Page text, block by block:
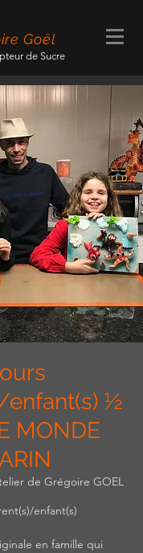
Goël
de Sucre
enfant(s) ½
MONDE
de Grégoire GOEL
enfant(s)
en famille qui